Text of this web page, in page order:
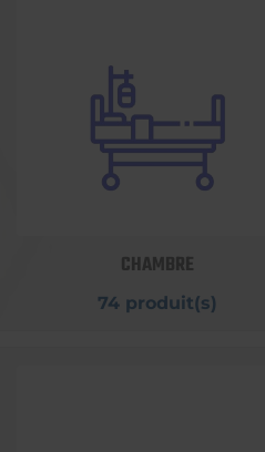
CHAMBRE
74 produit(s)